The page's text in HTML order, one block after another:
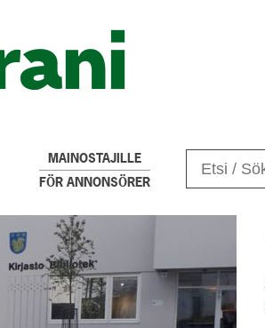
MAINOSTAJILLE
FÖR ANNONSÖRER